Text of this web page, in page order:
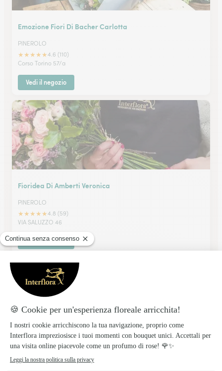
Emozione Fiori Di Bacher Carlotta
PINEROLO
★★★★★4.6 (110)
Corso Torino 57/a
Vedi il negozio
Fioridea Di Amberti Veronica
PINEROLO
★★★★★4.8 (59)
VIA SALUZZO 46
Vedi il negozio
Myosotis M. Raschilla’
TORINO